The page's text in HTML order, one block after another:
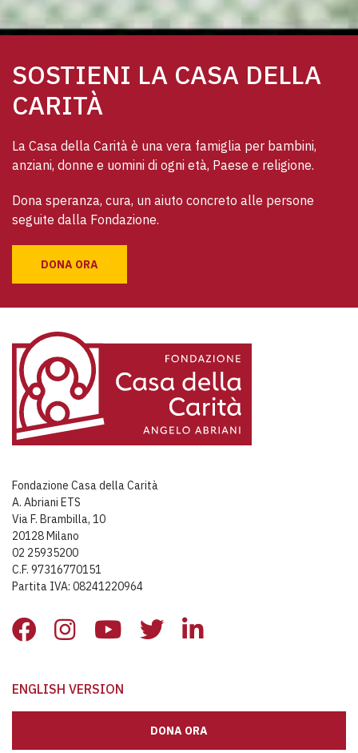
SOSTIENI LA CASA DELLA
CARITÀ
La Casa della Carità è una vera famiglia per bambini,
anziani, donne e uomini di ogni età, Paese e religione.
Dona speranza, cura, un aiuto concreto alle persone
seguite dalla Fondazione.
DONA ORA
Fondazione Casa della Carità
A. Abriani ETS
Via F. Brambilla, 10
20128 Milano
02 25935200
C.F. 97316770151
Partita IVA: 08241220964
ENGLISH VERSION
DONA ORA